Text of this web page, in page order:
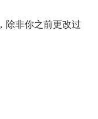
，除非你之前更改过